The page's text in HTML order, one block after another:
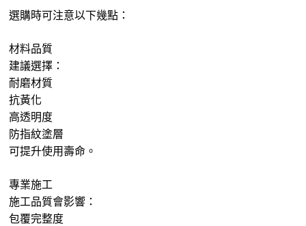
選購時可注意以下幾點：
材料品質
建議選擇：
耐磨材質
抗黃化
高透明度
防指紋塗層
可提升使用壽命。
專業施工
施工品質會影響：
包覆完整度